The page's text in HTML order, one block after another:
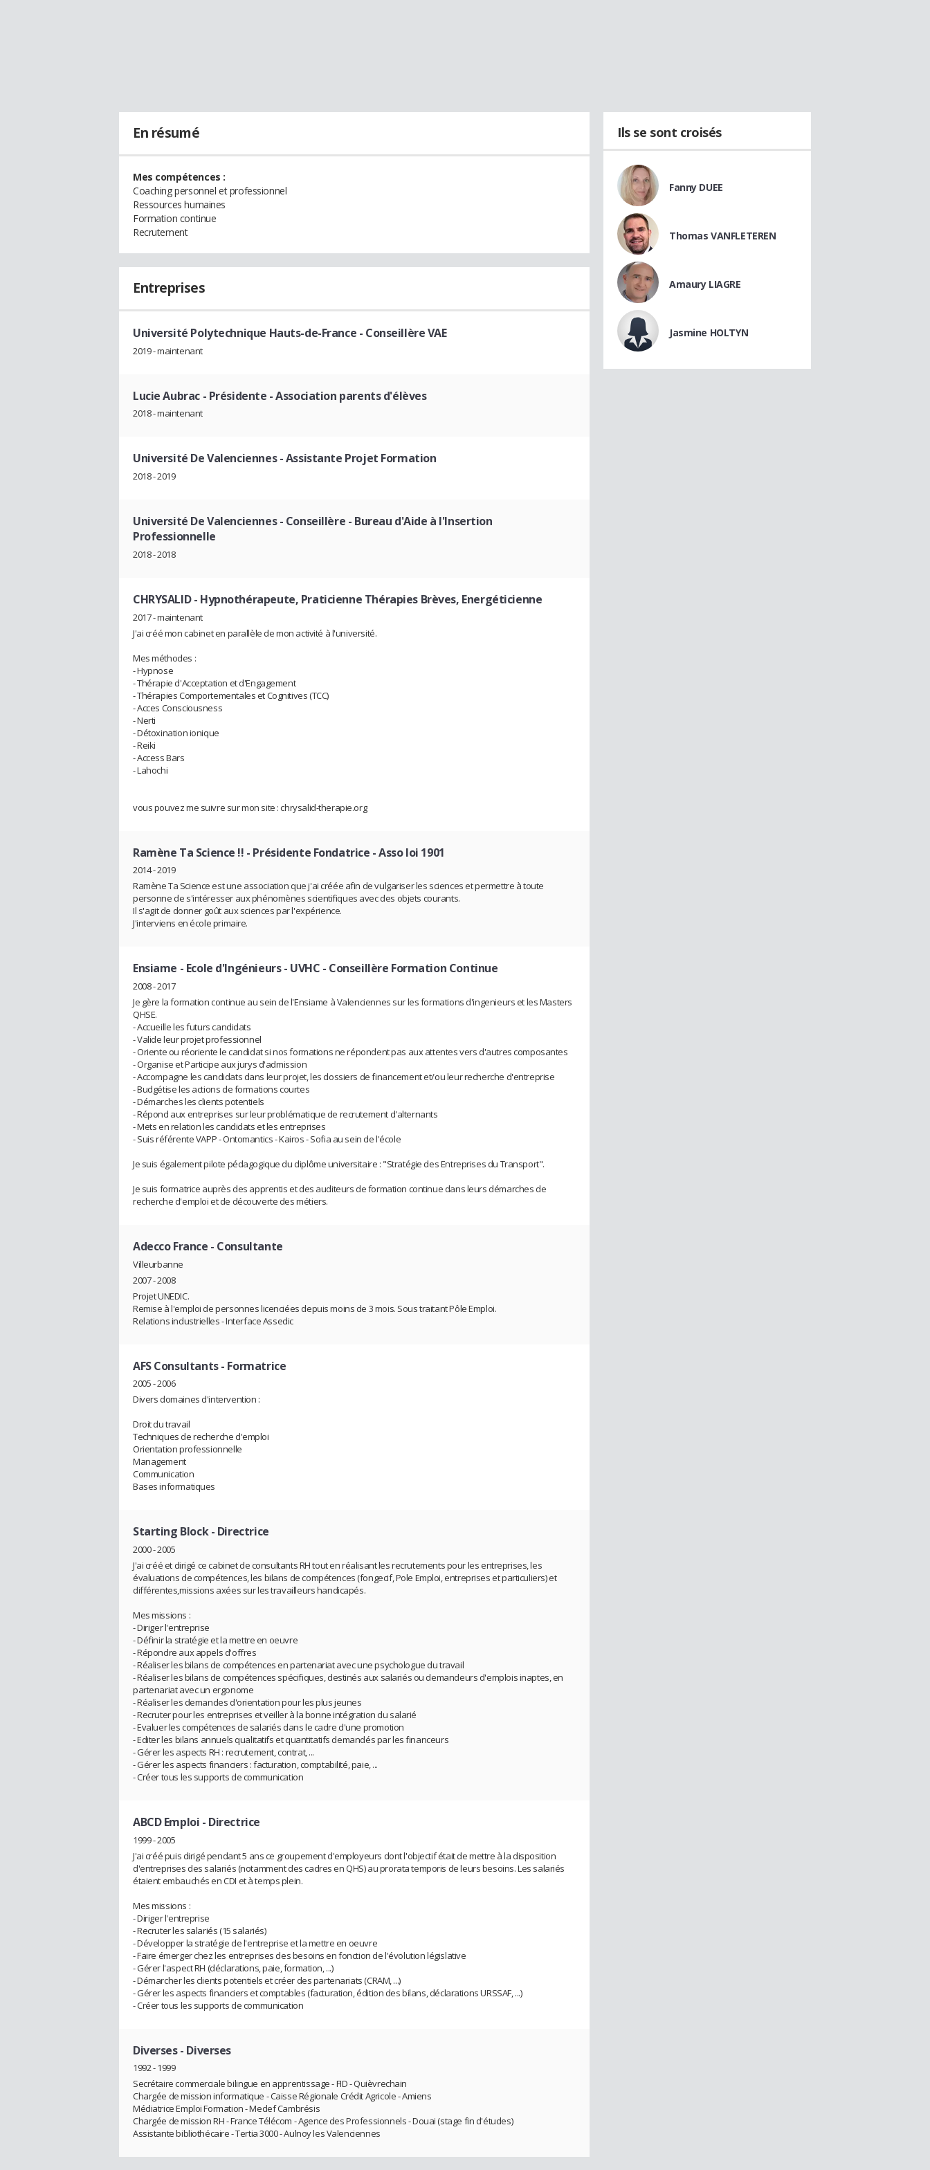
En résumé
Mes compétences :
Coaching personnel et professionnel
Ressources humaines
Formation continue
Recrutement
Entreprises
Université Polytechnique Hauts-de-France - Conseillère VAE
2019 - maintenant
Lucie Aubrac- Présidente - Association parents d'élèves
2018 - maintenant
Université De Valenciennes- Assistante Projet Formation
2018 - 2019
Université De Valenciennes- Conseillère - Bureau d'Aide à l'Insertion
Professionnelle
2018 - 2018
CHRYSALID- Hypnothérapeute, Praticienne Thérapies Brèves, Energéticienne
2017 - maintenant
J'ai créé mon cabinet en parallèle de mon activité à l'université.
Mes méthodes :
- Hypnose
- Thérapie d'Acceptation et d'Engagement
- Thérapies Comportementales et Cognitives (TCC)
- Acces Consciousness
- Nerti
- Détoxination ionique
- Reiki
- Access Bars
- Lahochi
vous pouvez me suivre sur mon site : chrysalid-therapie.org
Ramène Ta Science !! - Présidente Fondatrice - Asso loi 1901
2014 - 2019
Ramène Ta Science est une association que j'ai créée afin de vulgariser les sciences et permettre à toute
personne de s'intéresser aux phénomènes scientifiques avec des objets courants.
Il s'agit de donner goût aux sciences par l'expérience.
J'interviens en école primaire.
Ensiame - Ecole d'Ingénieurs - UVHC - Conseillère Formation Continue
2008 - 2017
Je gère la formation continue au sein de l'Ensiame à Valenciennes sur les formations d'ingenieurs et les Masters
QHSE.
- Accueille les futurs candidats
- Valide leur projet professionnel
- Oriente ou réoriente le candidat si nos formations ne répondent pas aux attentes vers d'autres composantes
- Organise et Participe aux jurys d'admission
- Accompagne les candidats dans leur projet, les dossiers de financement et/ou leur recherche d'entreprise
- Budgétise les actions de formations courtes
- Démarches les clients potentiels
- Répond aux entreprises sur leur problématique de recrutement d'alternants
- Mets en relation les candidats et les entreprises
- Suis référente VAPP - Ontomantics - Kairos - Sofia au sein de l'école
Je suis également pilote pédagogique du diplôme universitaire : "Stratégie des Entreprises du Transport".
Je suis formatrice auprès des apprentis et des auditeurs de formation continue dans leurs démarches de
recherche d'emploi et de découverte des métiers.
Adecco France - Consultante
Villeurbanne
2007 - 2008
Projet UNEDIC.
Remise à l'emploi de personnes licenciées depuis moins de 3 mois. Sous traitant Pôle Emploi.
Relations industrielles - Interface Assedic
AFS Consultants- Formatrice
2005 - 2006
Divers domaines d'intervention :
Droit du travail
Techniques de recherche d'emploi
Orientation professionnelle
Management
Communication
Bases informatiques
Starting Block- Directrice
2000 - 2005
J'ai créé et dirigé ce cabinet de consultants RH tout en réalisant les recrutements pour les entreprises, les
évaluations de compétences, les bilans de compétences (fongecif, Pole Emploi, entreprises et particuliers) et
différentes,missions axées sur les travailleurs handicapés.
Mes missions :
- Diriger l'entreprise
- Définir la stratégie et la mettre en oeuvre
- Répondre aux appels d'offres
- Réaliser les bilans de compétences en partenariat avec une psychologue du travail
- Réaliser les bilans de compétences spécifiques, destinés aux salariés ou demandeurs d'emplois inaptes, en
partenariat avec un ergonome
- Réaliser les demandes d'orientation pour les plus jeunes
- Recruter pour les entreprises et veiller à la bonne intégration du salarié
- Evaluer les compétences de salariés dans le cadre d'une promotion
- Editer les bilans annuels qualitatifs et quantitatifs demandés par les financeurs
- Gérer les aspects RH : recrutement, contrat, ...
- Gérer les aspects financiers : facturation, comptabilité, paie, ...
- Créer tous les supports de communication
ABCD Emploi - Directrice
1999 - 2005
J'ai créé puis dirigé pendant 5 ans ce groupement d'employeurs dont l'objectif était de mettre à la disposition
d'entreprises des salariés (notamment des cadres en QHS) au prorata temporis de leurs besoins. Les salariés
étaient embauchés en CDI et à temps plein.
Mes missions :
- Diriger l'entreprise
- Recruter les salariés (15 salariés)
- Développer la stratégie de l'entreprise et la mettre en oeuvre
- Faire émerger chez les entreprises des besoins en fonction de l'évolution législative
- Gérer l'aspect RH (déclarations, paie, formation, ...)
- Démarcher les clients potentiels et créer des partenariats (CRAM, ...)
- Gérer les aspects financiers et comptables (facturation, édition des bilans, déclarations URSSAF, ...)
- Créer tous les supports de communication
Diverses- Diverses
1992 - 1999
Secrétaire commerciale bilingue en apprentissage - FID - Quièvrechain
Chargée de mission informatique - Caisse Régionale Crédit Agricole - Amiens
Médiatrice Emploi Formation - Medef Cambrésis
Chargée de mission RH - France Télécom - Agence des Professionnels - Douai (stage fin d'études)
Assistante bibliothécaire - Tertia 3000 - Aulnoy les Valenciennes
Ils se sont croisés
Fanny DUEE
Thomas VANFLETEREN
Amaury LIAGRE
Jasmine HOLTYN